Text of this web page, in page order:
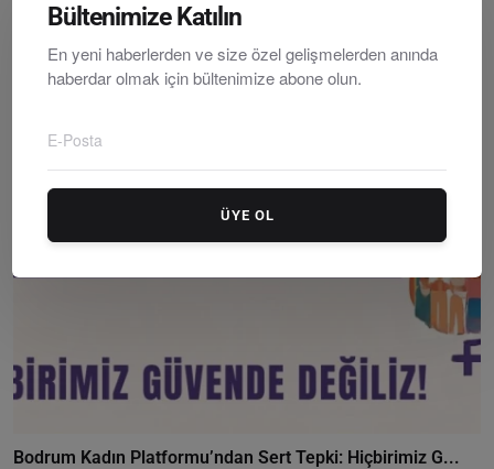
Bodrum Yalıkavak Marina’da Korkutan Yangın: 7 Motory...
Bodrum Kadın Platformu’ndan Sert Tepki: Hiçbirimiz G...
Bültenimize Katılın
En yeni haberlerden ve size özel gelişmelerden anında
haberdar olmak için bültenimize abone olun.
ÜYE OL